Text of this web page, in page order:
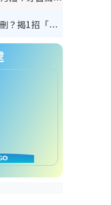
WhatsApp預設貼圖點刪？揭1招「反向操作」還原簡潔介面 附3步實測教學